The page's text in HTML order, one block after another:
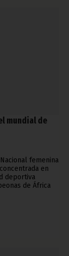
mundial de
femenina
en
deportiva
de África